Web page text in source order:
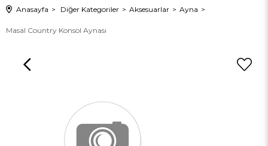
Anasayfa Diğer Kategoriler Aksesuarlar Ayna
Masal Country Konsol Aynası